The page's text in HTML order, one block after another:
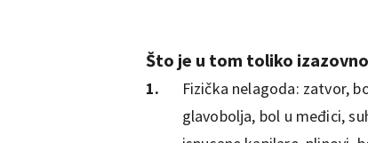
Što je u tom toliko
Fizička nelagoda: zatvor,
glavobolja, bol u međici,